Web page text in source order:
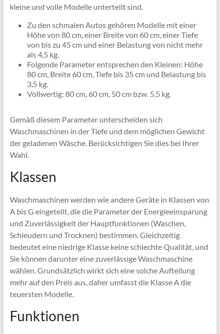
kleine und volle Modelle unterteilt sind.
Zu den schmalen Autos gehören Modelle mit einer
Höhe von 80 cm, einer Breite von 60 cm, einer Tiefe
von bis zu 45 cm und einer Belastung von nicht mehr
als 4,5 kg.
Folgende Parameter entsprechen den Kleinen: Höhe
80 cm, Breite 60 cm, Tiefe bis 35 cm und Belastung bis
3,5 kg.
Vollwertig: 80 cm, 60 cm, 50 cm bzw. 5,5 kg.
Gemäß diesem Parameter unterscheiden sich
Waschmaschinen in der Tiefe und dem möglichen Gewicht
der geladenen Wäsche. Berücksichtigen Sie dies bei Ihrer
Wahl.
Klassen
Waschmaschinen werden wie andere Geräte in Klassen von
A bis G eingeteilt, die die Parameter der Energieeinsparung
und Zuverlässigkeit der Hauptfunktionen (Waschen,
Schleudern und Trocknen) bestimmen. Gleichzeitig
bedeutet eine niedrige Klasse keine schlechte Qualität, und
Sie können darunter eine zuverlässige Waschmaschine
wählen. Grundsätzlich wirkt sich eine solche Aufteilung
mehr auf den Preis aus, daher umfasst die Klasse A die
teuersten Modelle.
Funktionen